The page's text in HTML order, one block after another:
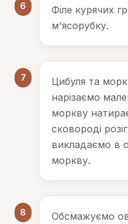
6
Філе курячих
м'ясорубку.
7
Цибуля та
нарізаємо
моркву
сковороді
викладаємо в
моркву.
8
Обсмажуємо